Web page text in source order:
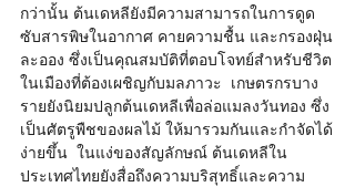
กว่านั้น ต้นเดหลียังมีความสามารถในการดูด
ซับสารพิษในอากาศ คายความชื้น และกรองฝุ่น
ละออง ซึ่งเป็นคุณสมบัติที่ตอบโจทย์สำหรับชีวิต
ในเมืองที่ต้องเผชิญกับมลภาวะ  เกษตรกรบาง
รายยังนิยมปลูกต้นเดหลีเพื่อล่อแมลงวันทอง ซึ่ง
เป็นศัตรูพืชของผลไม้ ให้มารวมกันและกำจัดได้
ง่ายขึ้น  ในแง่ของสัญลักษณ์ ต้นเดหลีใน
ประเทศไทยยังสื่อถึงความบริสุทธิ์และความ